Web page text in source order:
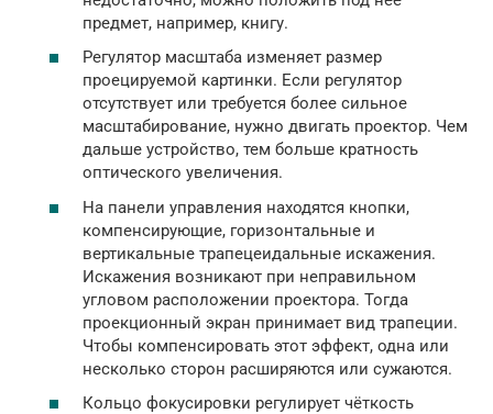
предмет, например, книгу.
Регулятор масштаба изменяет размер
проецируемой картинки. Если регулятор
отсутствует или требуется более сильное
масштабирование, нужно двигать проектор. Чем
дальше устройство, тем больше кратность
оптического увеличения.
На панели управления находятся кнопки,
компенсирующие, горизонтальные и
вертикальные трапецеидальные искажения.
Искажения возникают при неправильном
угловом расположении проектора. Тогда
проекционный экран принимает вид трапеции.
Чтобы компенсировать этот эффект, одна или
несколько сторон расширяются или сужаются.
Кольцо фокусировки регулирует чёткость